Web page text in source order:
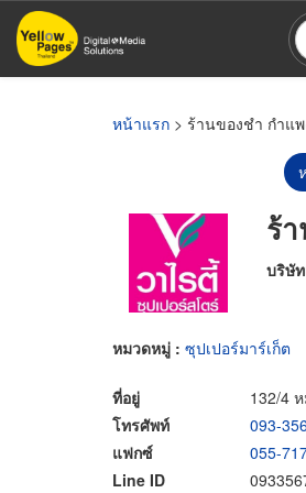
ข้าม
ไป
หน้าแรก > ร้านของชำ กำแ
ร้
บริษั
หมวดหมู่ : ซุปเปอร์มาร์เก็ต
ที่อยู่
132/4
โทรศัพท์
093-
แฟกซ์
055-
Line ID